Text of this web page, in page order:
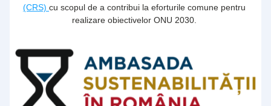
(CRS) cu scopul de a contribui la eforturile comune pentru
realizare obiectivelor ONU 2030.